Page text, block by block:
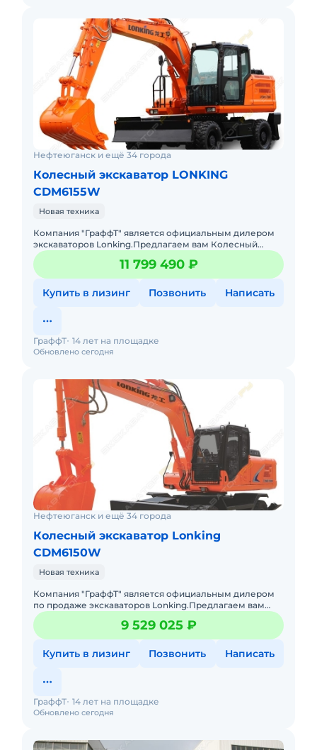
Нефтеюганск и ещё 34 города
Колесный экскаватор LONKING
CDM6155W
Новая техника
Компания "ГраффТ" является официальным дилером
экскаваторов Lonking.Предлагаем вам Колесный
экскаватор Lonking CDM6155W.и другие экскаваторы
под брендом Lonking11 799 490 ₽
Купить в лизинг Позвонить Написать
Обновлено сегодня
ГраффТ 14 лет на площадке
Нефтеюганск и ещё 34 города
Колесный экскаватор Lonking
CDM6150W
Новая техника
Компания "ГраффТ" является официальным дилером
по продаже экскаваторов Lonking.Предлагаем вам
Колесный экскаватор Lonking CDM6150W.и другие
экскаваторы под брен9 529 025 ₽
Купить в лизинг Позвонить Написать
Обновлено сегодня
ГраффТ 14 лет на площадке